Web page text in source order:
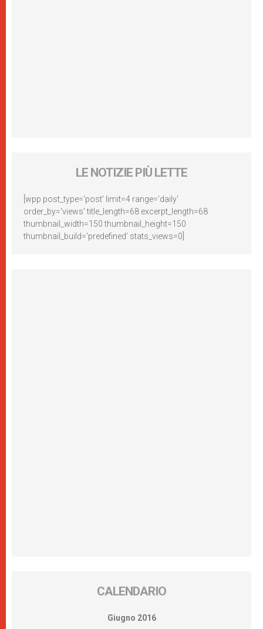
LE NOTIZIE PIÙ LETTE
[wpp post_type='post' limit=4 range='daily'
order_by='views' title_length=68 excerpt_length=68
thumbnail_width=150 thumbnail_height=150
thumbnail_build='predefined' stats_views=0]
CALENDARIO
Giugno 2016